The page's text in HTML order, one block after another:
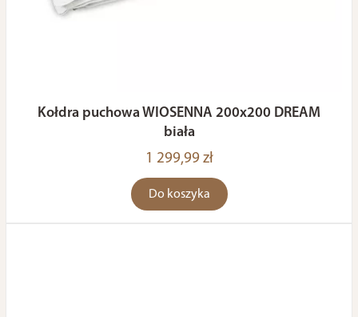
Kołdra puchowa WIOSENNA 200x200 DREAM
biała
1 299,99 zł
Do koszyka